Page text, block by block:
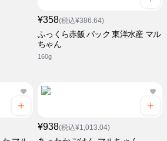
¥358(税込¥386.64)
ふっくら赤飯 パック 東洋水産 マル
ちゃん
160g
¥938(税込¥1,013.04)